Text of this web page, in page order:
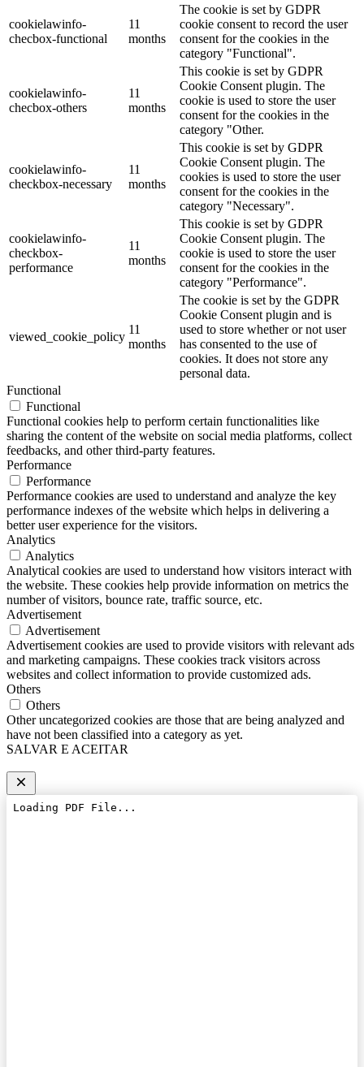
cookielawinfo-
checbox-functional
11
months
The cookie is set by GDPR
cookie consent to record the user
consent for the cookies in the
category "Functional".
cookielawinfo-
checbox-others
11
months
This cookie is set by GDPR
Cookie Consent plugin. The
cookie is used to store the user
consent for the cookies in the
category "Other.
cookielawinfo-
checkbox-necessary
11
months
This cookie is set by GDPR
Cookie Consent plugin. The
cookies is used to store the user
consent for the cookies in the
category "Necessary".
cookielawinfo-
checkbox-
performance
11
months
This cookie is set by GDPR
Cookie Consent plugin. The
cookie is used to store the user
consent for the cookies in the
category "Performance".
viewed_cookie_policy
11
months
The cookie is set by the GDPR
Cookie Consent plugin and is
used to store whether or not user
has consented to the use of
cookies. It does not store any
personal data.
Functional
Functional
Functional cookies help to perform certain functionalities like
sharing the content of the website on social media platforms, collect
feedbacks, and other third-party features.
Performance
Performance
Performance cookies are used to understand and analyze the key
performance indexes of the website which helps in delivering a
better user experience for the visitors.
Analytics
Analytics
Analytical cookies are used to understand how visitors interact with
the website. These cookies help provide information on metrics the
number of visitors, bounce rate, traffic source, etc.
Advertisement
Advertisement
Advertisement cookies are used to provide visitors with relevant ads
and marketing campaigns. These cookies track visitors across
websites and collect information to provide customized ads.
Others
Others
Other uncategorized cookies are those that are being analyzed and
have not been classified into a category as yet.
SALVAR E ACEITAR